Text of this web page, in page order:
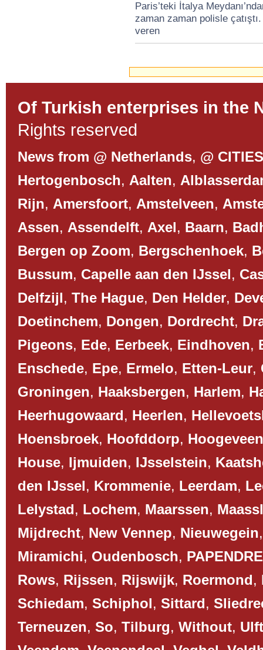
Paris’teki İtalya
zaman zaman polisle
veren
Of Turkish enterprises in the
Rights reserved
News from @ Netherlands, @ CITIES
Hertogenbosch, Aalten,
Rijn, Amersfoort, Amstelveen,
Assen, Assendelft, Axel, Baarn,
Bergen op Zoom, Bergschenhoek,
Bussum, Capelle aan den IJssel,
Delfzijl, The Hague, Den Helder,
Doetinchem, Dongen, Dordrecht,
Pigeons, Ede, Eerbeek, Eindhoven,
Enschede, Epe, Ermelo, Etten-Leur,
Groningen, Haaksbergen, Harlem,
Heerhugowaard, Heerlen,
Hoensbroek, Hoofddorp, Hoogeveen
House, Ijmuiden, IJsselstein,
den IJssel, Krommenie, Leerdam,
Lelystad, Lochem, Maarssen,
Mijdrecht, New Vennep, Nieuwegein
Miramichi, Oudenbosch,
Rows, Rijssen, Rijswijk, Roermond,
Schiedam, Schiphol, Sittard,
Terneuzen, So, Tilburg, Without, Ulft